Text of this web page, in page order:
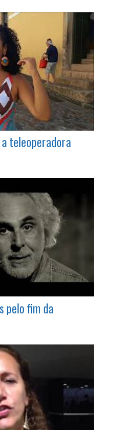
teleoperadora
teleoperadora
fim da